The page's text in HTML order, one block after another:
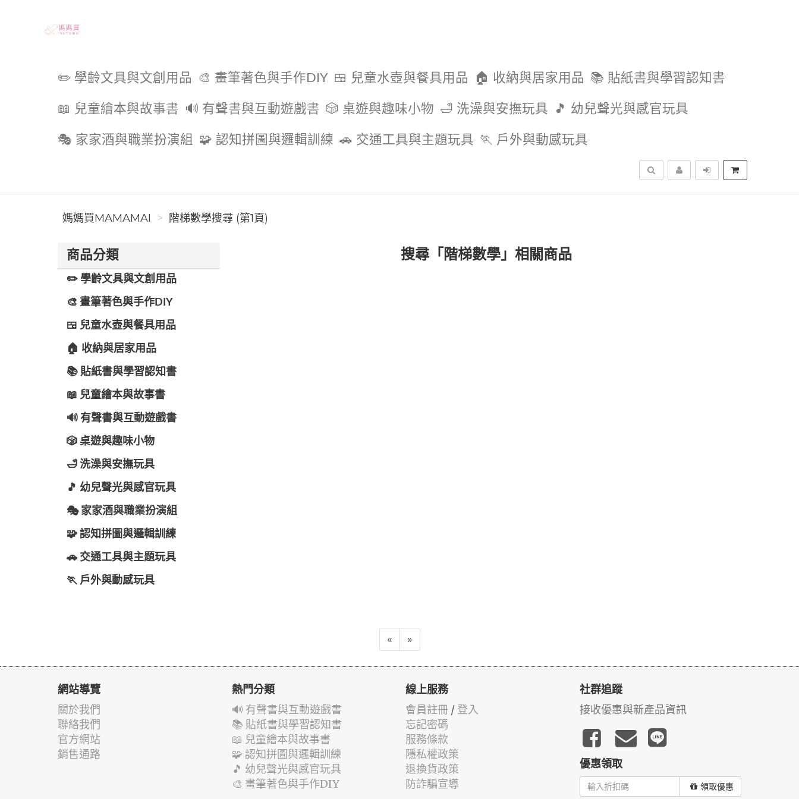
✏️ 學齡文具與文創用品 🎨 畫筆著色與手作DIY 🍱 兒童水壺與餐具用品 🏠 收納與居家用品 📚 貼紙書與學習認知書
📖 兒童繪本與故事書 🔊 有聲書與互動遊戲書 🎲 桌遊與趣味小物 🛁 洗澡與安撫玩具 🎵 幼兒聲光與感官玩具
🎭 家家酒與職業扮演組 🧩 認知拼圖與邏輯訓練 🚗 交通工具與主題玩具 🏃 戶外與動感玩具
搜尋
媽媽買MAMAMAI 階梯數學搜尋 (第1頁)
商品分類
✏️ 學齡文具與文創用品
🎨 畫筆著色與手作DIY
🍱 兒童水壺與餐具用品
🏠 收納與居家用品
📚 貼紙書與學習認知書
📖 兒童繪本與故事書
🔊 有聲書與互動遊戲書
🎲 桌遊與趣味小物
🛁 洗澡與安撫玩具
🎵 幼兒聲光與感官玩具
🎭 家家酒與職業扮演組
🧩 認知拼圖與邏輯訓練
🚗 交通工具與主題玩具
🏃 戶外與動感玩具
搜尋「階梯數學」相關商品
« »
網站導覽
關於我們
聯絡我們
官方網站
銷售通路
熱門分類
🔊 有聲書與互動遊戲書
📚 貼紙書與學習認知書
📖 兒童繪本與故事書
🧩 認知拼圖與邏輯訓練
🎵 幼兒聲光與感官玩具
🎨 畫筆著色與手作DIY
線上服務
會員註冊 / 登入
忘記密碼
服務條款
隱私權政策
退換貨政策
防詐騙宣導
社群追蹤
接收優惠與新產品資訊
優惠領取
領取優惠